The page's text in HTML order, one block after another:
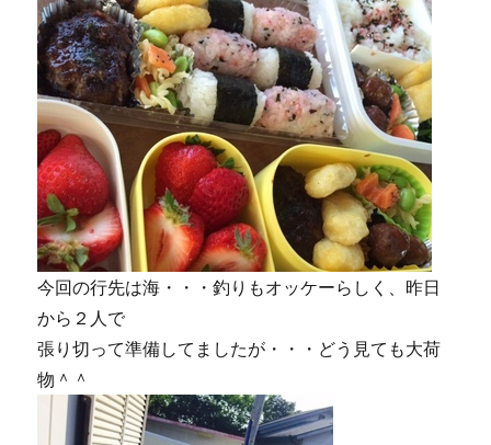
今回の行先は海・・・釣りもオッケーらしく、昨日
から２人で
張り切って準備してましたが・・・どう見ても大荷
物＾＾